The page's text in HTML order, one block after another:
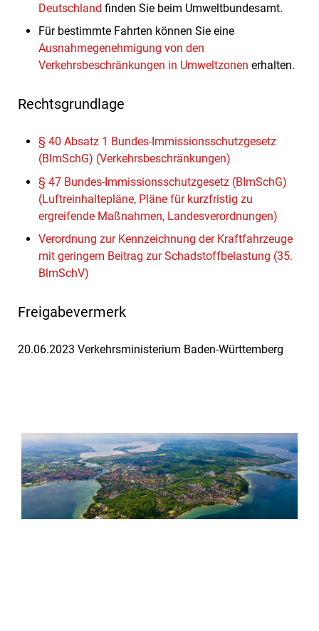
Deutschland finden Sie beim Umweltbundesamt.
Für bestimmte Fahrten können Sie eine
Ausnahmegenehmigung von den
Verkehrsbeschränkungen in Umweltzonen erhalten.
Rechtsgrundlage
§ 40 Absatz 1 Bundes-Immissionsschutzgesetz
(BImSchG) (Verkehrsbeschränkungen)
§ 47 Bundes-Immissionsschutzgesetz (BImSchG)
(Luftreinhaltepläne, Pläne für kurzfristig zu
ergreifende Maßnahmen, Landesverordnungen)
Verordnung zur Kennzeichnung der Kraftfahrzeuge
mit geringem Beitrag zur Schadstoffbelastung (35.
BlmSchV)
Freigabevermerk
20.06.2023 Verkehrsministerium Baden-Württemberg